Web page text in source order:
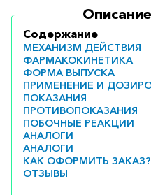
Содержание
МЕХАНИЗМ ДЕЙСТВИЯ
ФАРМАКОКИНЕТИКА
ФОРМА ВЫПУСКА
ПРИМЕНЕНИЕ И
ПОКАЗАНИЯ
ПРОТИВОПОКАЗАНИЯ
ПОБОЧНЫЕ РЕАКЦИИ
АНАЛОГИ
АНАЛОГИ
КАК ОФОРМИТЬ ЗАКАЗ?
ОТЗЫВЫ